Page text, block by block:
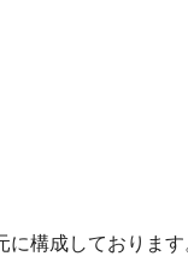
構成しておりま